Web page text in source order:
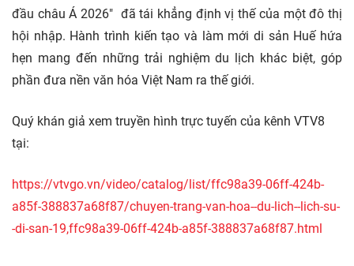
đầu châu Á 2026" đã tái khẳng định vị thế của một đô thị
hội nhập. Hành trình kiến tạo và làm mới di sản Huế hứa
hẹn mang đến những trải nghiệm du lịch khác biệt, góp
phần đưa nền văn hóa Việt Nam ra thế giới.
Quý khán giả xem truyền hình trực tuyến của kênh VTV8
tại:
https://vtvgo.vn/video/catalog/list/ffc98a39-06ff-424b-
a85f-388837a68f87/chuyen-trang-van-hoa--du-lich--lich-su-
-di-san-19,ffc98a39-06ff-424b-a85f-388837a68f87.html